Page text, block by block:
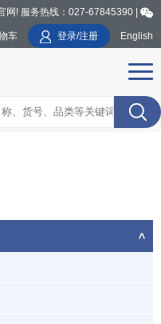
网! 服务热线：027-67845390 |
车 登录/注册 English